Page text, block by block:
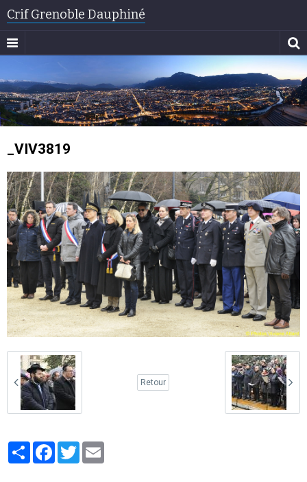
Crif Grenoble Dauphiné
_VIV3819
Retour
PartagerFacebook
Twitter